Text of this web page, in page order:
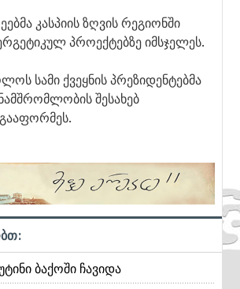
კასპიის ზღვის რეგიონში
პროექტებზე იმსჯელეს.
სამი ქვეყნის პრეზიდენტებმა
შესახებ
ბაქოში ჩავიდა